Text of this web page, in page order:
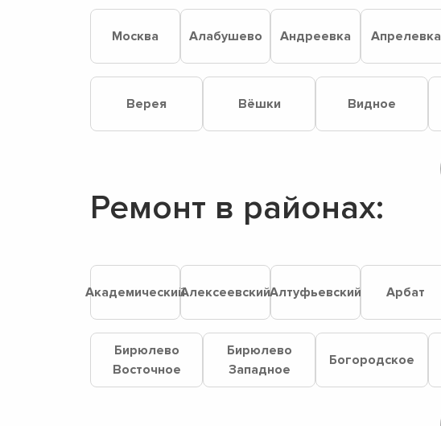
Москва Алабушево Андреевка Апрелевка
Верея Вёшки Видное
Ремонт в районах:
АкадемическийАлексеевскийАлтуфьевский Арбат
Бирюлево
Восточное
Бирюлево
Западное
Богородское